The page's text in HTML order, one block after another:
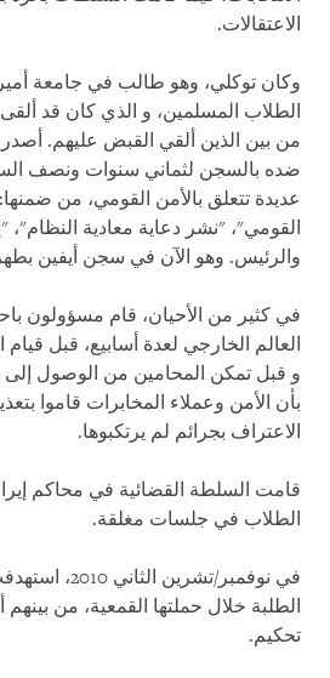
الاعتقالات.
وكان توكلي، وهو طالب في جامعة
الطلاب المسلمين، و الذي كان قد ألقى
من بين الذين ألقي القبض عليهم.
ضده بالسجن لثماني سنوات ونصف
عديدة تتعلق بالأمن القومي، من
القومي"، "نشر دعاية معادية النظام"،
والرئيس. وهو الآن في سجن أيفين
في كثير من الأحيان، قام مسؤولون
العالم الخارجي لعدة أسابيع، قبل قيام
و قبل تمكن المحامين من الوصول إلى
بأن الأمن وعملاء المخابرات قاموا
الاعتراف بجرائم لم يرتكبوها.
قامت السلطة القضائية في محاكم
الطلاب في جلسات مغلقة.
في نوفمبر/
الطلبة خلال حملتها القمعية، من
تحكيم.